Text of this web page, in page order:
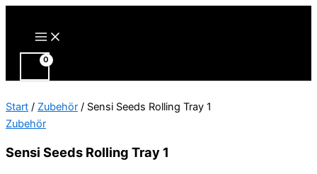
Main
Menu
Start / Zubehör / Sensi Seeds Rolling Tray 1
Zubehör
Sensi Seeds Rolling Tray 1